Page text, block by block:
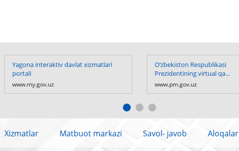
Yagona interaktiv davlat xizmatlari
portali
www.my.gov.uz
O‘zbekiston Respublikasi
Prezidentining virtual qa...
www.pm.gov.uz
Xizmatlar Matbuot markazi Savol- javob Aloqalar